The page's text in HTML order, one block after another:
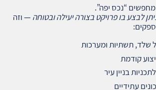
“נכס יפה”.
לבצע בו פרויקט בצורה יעילה ובטוחה — וזה
שלד, תשתיות ומערכות
קודמת
בניין עיר
עתידיים